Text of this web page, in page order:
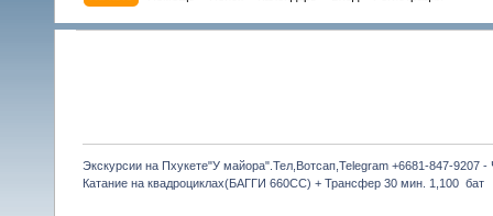
Экскурсии на Пхукете"У майора".Тел,Вотсап,Telegram +6681-847-9207 -
Катание на квадроциклах(БАГГИ 660CC) + Трансфер 30 мин. 1,100  бат